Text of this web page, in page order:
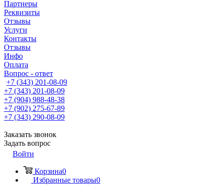
Партнеры
Реквизиты
Отзывы
Услуги
Контакты
Отзывы
Инфо
Оплата
Вопрос - ответ
+7 (343) 201-08-09
+7 (343) 201-08-09
+7 (904) 988-48-38
+7 (902) 275-67-89
+7 (343) 290-08-09
Заказать звонок
Задать вопрос
Войти
Корзина0
Избранные товары0